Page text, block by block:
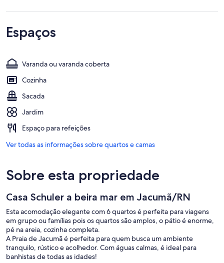
Espaços
Varanda ou varanda coberta
Cozinha
Sacada
Jardim
Espaço para refeições
Ver todas as informações sobre quartos e camas
Sobre esta propriedade
Casa Schuler a beira mar em Jacumã/RN
Esta acomodação elegante com 6 quartos é perfeita para viagens
em grupo ou famílias pois os quartos são amplos, o pátio é enorme,
pé na areia, cozinha completa.
A Praia de Jacumã é perfeita para quem busca um ambiente
tranquilo, rústico e acolhedor. Com águas calmas, é ideal para
banhistas de todas as idades!